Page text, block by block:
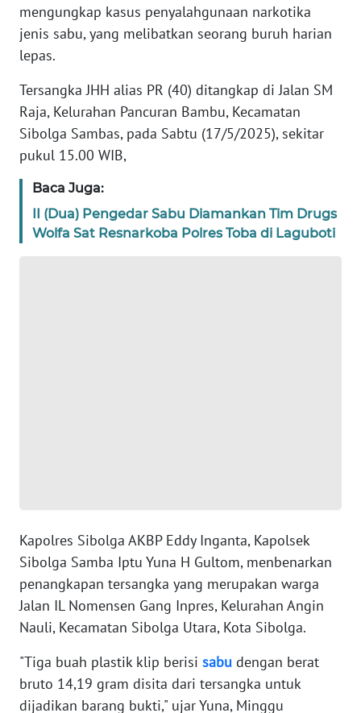
mengungkap kasus penyalahgunaan narkotika
jenis sabu, yang melibatkan seorang buruh harian
lepas.
Tersangka JHH alias PR (40) ditangkap di Jalan SM
Raja, Kelurahan Pancuran Bambu, Kecamatan
Sibolga Sambas, pada Sabtu (17/5/2025), sekitar
pukul 15.00 WIB,
Baca Juga:
II (Dua) Pengedar Sabu Diamankan Tim Drugs
Wolfa Sat Resnarkoba Polres Toba di Laguboti
Kapolres Sibolga AKBP Eddy Inganta, Kapolsek
Sibolga Samba Iptu Yuna H Gultom, menbenarkan
penangkapan tersangka yang merupakan warga
Jalan IL Nomensen Gang Inpres, Kelurahan Angin
Nauli, Kecamatan Sibolga Utara, Kota Sibolga.
"Tiga buah plastik klip berisi sabu dengan berat
bruto 14,19 gram disita dari tersangka untuk
dijadikan barang bukti," ujar Yuna, Minggu
REDAKSI
DISCLAIMER
Wahana
News
Regional
WN
KEPRI
WN
PAPUA
PAPUA
BARAT